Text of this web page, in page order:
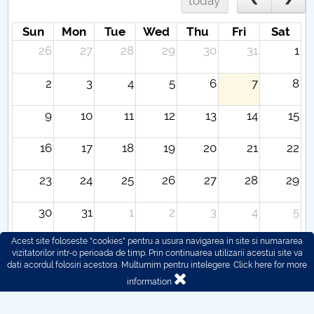
Sun Mon Tue Wed Thu Fri
Sat
26
27 28 29 30 31 1
2 3 4 5 6 7 8
9 10 11 12 13 14 15
16 17 18 19 20 21 22
23 24 25 26 27 28 29
30 31 1 2 3 4 5
Acest site foloseste "cookies" pentru a usura navigarea in site si numararea
vizitatorilor intr-o perioada de timp. Prin continuarea utilizarii acestui site va
dati acordul folosiri acestora. Multumim pentru intelegere. Click here for more
information